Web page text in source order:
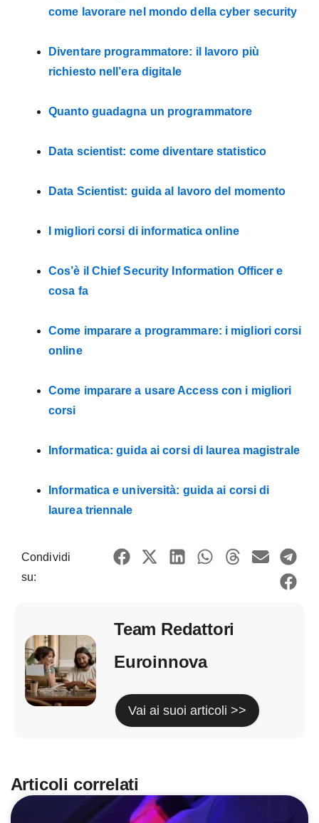
come lavorare nel mondo della cyber security
Diventare programmatore: il lavoro più
richiesto nell’era digitale
Quanto guadagna un programmatore
Data scientist: come diventare statistico
Data Scientist: guida al lavoro del momento
I migliori corsi di informatica online
Cos’è il Chief Security Information Officer e
cosa fa
Come imparare a programmare: i migliori corsi
online
Come imparare a usare Access con i migliori
corsi
Informatica: guida ai corsi di laurea magistrale
Informatica e università: guida ai corsi di
laurea triennale
Condividi
su:
Team Redattori
Euroinnova
Vai ai suoi articoli >>
Articoli correlati